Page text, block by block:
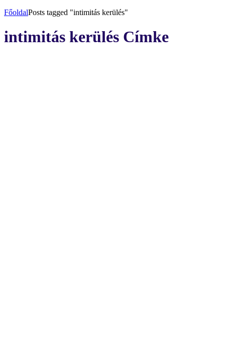
FőoldalPosts tagged "intimitás kerülés"
intimitás kerülés Címke